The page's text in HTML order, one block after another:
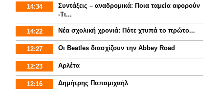
14:34
Συντάξεις – αναδρομικά: Ποια ταμεία αφορούν
-Τι...
14:22 Νέα σχολική χρονιά: Πότε χτυπά το πρώτο...
12:27 Οι Beatles διασχίζουν την Abbey Road
12:23 Αρλέτα
12:16 Δημήτρης Παπαμιχαήλ